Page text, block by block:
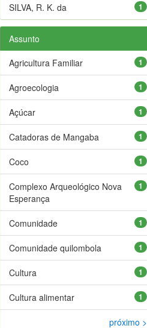
1
SILVA, R. K. da
Assunto
1
Agricultura Familiar
1
Agroecologia
1
Açúcar
1
Catadoras de Mangaba
1
Coco
1
Complexo Arqueológico Nova
Esperança
1
Comunidade
1
Comunidade quilombola
1
Cultura
1
Cultura alimentar
próximo >